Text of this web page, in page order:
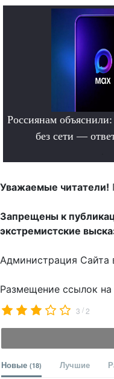
Россиянам
без сети —
Уважаемые читатели!
Запрещены к
экстремистские
Администрация Сайта
Размещение ссылок
3 /2
Новые (18) Лучшие